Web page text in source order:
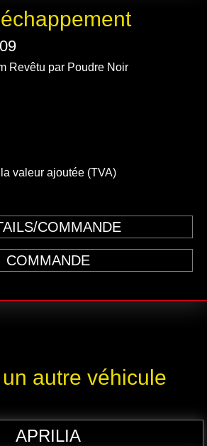
Revêtu par Poudre Noir
valeur ajoutée (TVA)
COMMANDE
COMMANDE
autre véhicule
APRILIA